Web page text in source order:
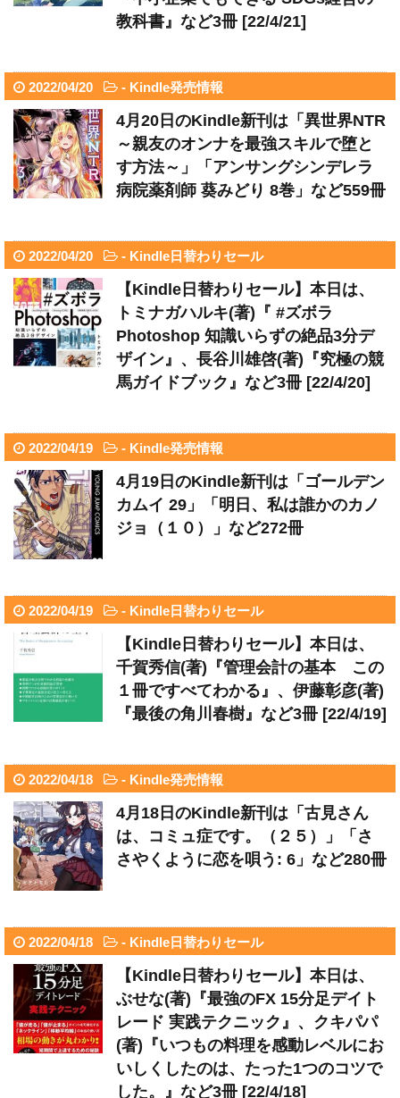
教科書』など3冊 [22/4/21]
2022/04/20 - Kindle発売情報
4月20日のKindle新刊は「異世界NTR
～親友のオンナを最強スキルで堕と
す方法～」「アンサングシンデレラ
病院薬剤師 葵みどり 8巻」など559冊
2022/04/20 - Kindle日替わりセール
【Kindle日替わりセール】本日は、
トミナガハルキ(著)『 #ズボラ
Photoshop 知識いらずの絶品3分デ
ザイン』、長谷川雄啓(著)『究極の競
馬ガイドブック』など3冊 [22/4/20]
2022/04/19 - Kindle発売情報
4月19日のKindle新刊は「ゴールデン
カムイ 29」「明日、私は誰かのカノ
ジョ（１０）」など272冊
2022/04/19 - Kindle日替わりセール
【Kindle日替わりセール】本日は、
千賀秀信(著)『管理会計の基本 この
１冊ですべてわかる』、伊藤彰彦(著)
『最後の角川春樹』など3冊 [22/4/19]
2022/04/18 - Kindle発売情報
4月18日のKindle新刊は「古見さん
は、コミュ症です。（２５）」「さ
さやくように恋を唄う: 6」など280冊
2022/04/18 - Kindle日替わりセール
【Kindle日替わりセール】本日は、
ぶせな(著)『最強のFX 15分足デイト
レード 実践テクニック』、クキパパ
(著)『いつもの料理を感動レベルにお
いしくしたのは、たった1つのコツで
した。』など3冊 [22/4/18]